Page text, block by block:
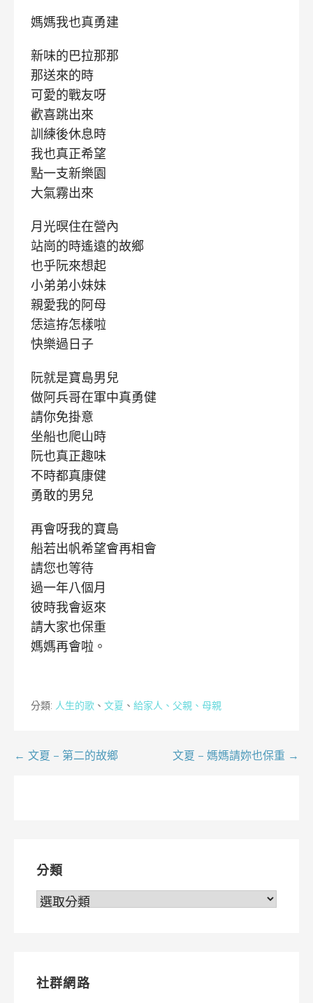
媽媽我也真勇建
新味的巴拉那那
那送來的時
可愛的戰友呀
歡喜跳出來
訓練後休息時
我也真正希望
點一支新樂園
大氣霧出來
月光暝住在營內
站崗的時遙遠的故鄉
也乎阮來想起
小弟弟小妹妹
親愛我的阿母
恁這拵怎樣啦
快樂過日子
阮就是寶島男兒
做阿兵哥在軍中真勇健
請你免掛意
坐船也爬山時
阮也真正趣味
不時都真康健
勇敢的男兒
再會呀我的寶島
船若出帆希望會再相會
請您也等待
過一年八個月
彼時我會返來
請大家也保重
媽媽再會啦。
分類: 人生的歌 、 文夏 、 給家人、父親、母親
文← 文夏 – 第二的故鄉 文夏 – 媽媽請妳也保重 →
分類
分
社群網路